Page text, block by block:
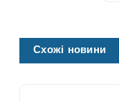
Схожі новини